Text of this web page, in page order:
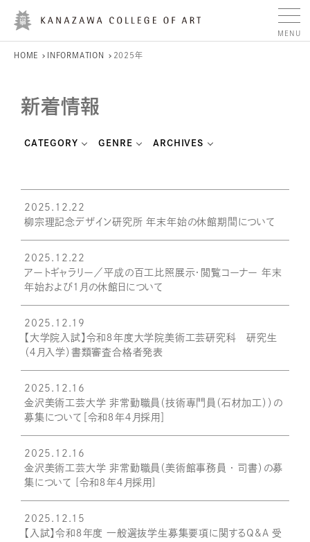
HOME INFORMATION 2025年
新着情報
CATEGORY GENRE ARCHIVES
2025.12.22
柳宗理記念デザイン研究所 年末年始の休館期間について
2025.12.22
アートギャラリー／平成の百工比照展示・閲覧コーナー 年末
年始および1月の休館日について
2025.12.19
【大学院入試】令和８年度大学院美術工芸研究科 研究生
（４月入学）書類審査合格者発表
2025.12.16
金沢美術工芸大学 非常勤職員（技術専門員（石材加工））の
募集について［令和８年４月採用］
2025.12.16
金沢美術工芸大学 非常勤職員（美術館事務員 ・ 司書）の募
集について [令和８年４月採用]
2025.12.15
【入試】令和８年度 一般選抜学生募集要項に関するQ&A 受